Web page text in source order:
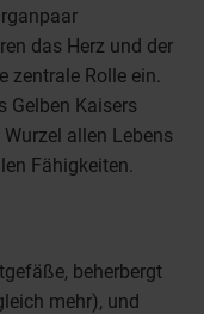
das Herz und der
zentrale Rolle ein.
Gelben Kaisers
allen Lebens
Fähigkeiten.
beherbergt
mehr), und